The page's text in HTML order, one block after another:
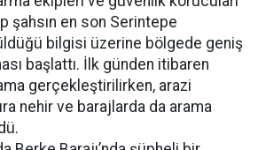
şahsın en son Serintepe
bilgisi üzerine bölgede geniş
başlattı. İlk günden itibaren
gerçekleştirilirken, arazi
nehir ve barajlarda da arama